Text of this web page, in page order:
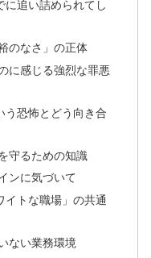
に追い詰められてし
のなさ」の正体
に感じる強烈な罪悪
う恐怖とどう向き合
守るための知識
ンに気づいて
イトな職場」の共通
ない業務環境